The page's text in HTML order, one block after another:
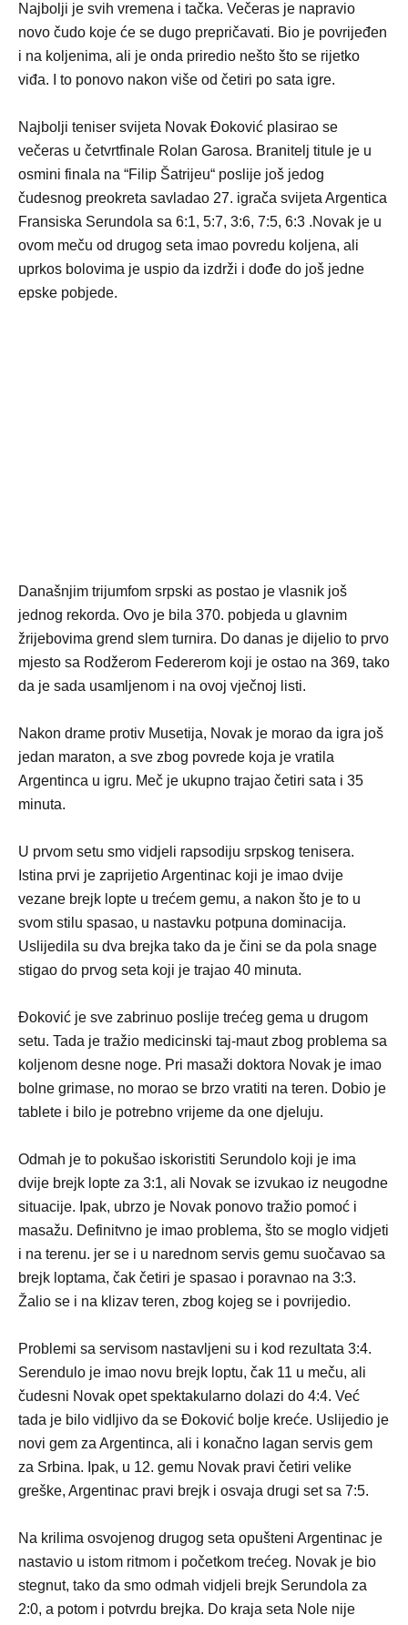
Najbolji je svih vremena i tačka. Večeras je napravio
novo čudo koje će se dugo prepričavati. Bio je povrijeđen
i na koljenima, ali je onda priredio nešto što se rijetko
viđa. I to ponovo nakon više od četiri po sata igre.
Najbolji teniser svijeta Novak Đoković plasirao se
večeras u četvrtfinale Rolan Garosa. Branitelj titule je u
osmini finala na “Filip Šatrijeu“ poslije još jedog
čudesnog preokreta savladao 27. igrača svijeta Argentica
Fransiska Serundola sa 6:1, 5:7, 3:6, 7:5, 6:3 .Novak je u
ovom meču od drugog seta imao povredu koljena, ali
uprkos bolovima je uspio da izdrži i dođe do još jedne
epske pobjede.
Današnjim trijumfom srpski as postao je vlasnik još
jednog rekorda. Ovo je bila 370. pobjeda u glavnim
žrijebovima grend slem turnira. Do danas je dijelio to prvo
mjesto sa Rodžerom Federerom koji je ostao na 369, tako
da je sada usamljenom i na ovoj vječnoj listi.
Nakon drame protiv Musetija, Novak je morao da igra još
jedan maraton, a sve zbog povrede koja je vratila
Argentinca u igru. Meč je ukupno trajao četiri sata i 35
minuta.
U prvom setu smo vidjeli rapsodiju srpskog tenisera.
Istina prvi je zaprijetio Argentinac koji je imao dvije
vezane brejk lopte u trećem gemu, a nakon što je to u
svom stilu spasao, u nastavku potpuna dominacija.
Uslijedila su dva brejka tako da je čini se da pola snage
stigao do prvog seta koji je trajao 40 minuta.
Đoković je sve zabrinuo poslije trećeg gema u drugom
setu. Tada je tražio medicinski taj-maut zbog problema sa
koljenom desne noge. Pri masaži doktora Novak je imao
bolne grimase, no morao se brzo vratiti na teren. Dobio je
tablete i bilo je potrebno vrijeme da one djeluju.
Odmah je to pokušao iskoristiti Serundolo koji je ima
dvije brejk lopte za 3:1, ali Novak se izvukao iz neugodne
situacije. Ipak, ubrzo je Novak ponovo tražio pomoć i
masažu. Definitvno je imao problema, što se moglo vidjeti
i na terenu. jer se i u narednom servis gemu suočavao sa
brejk loptama, čak četiri je spasao i poravnao na 3:3.
Žalio se i na klizav teren, zbog kojeg se i povrijedio.
Problemi sa servisom nastavljeni su i kod rezultata 3:4.
Serendulo je imao novu brejk loptu, čak 11 u meču, ali
čudesni Novak opet spektakularno dolazi do 4:4. Već
tada je bilo vidljivo da se Đoković bolje kreće. Uslijedio je
novi gem za Argentinca, ali i konačno lagan servis gem
za Srbina. Ipak, u 12. gemu Novak pravi četiri velike
greške, Argentinac pravi brejk i osvaja drugi set sa 7:5.
Na krilima osvojenog drugog seta opušteni Argentinac je
nastavio u istom ritmom i početkom trećeg. Novak je bio
stegnut, tako da smo odmah vidjeli brejk Serundola za
2:0, a potom i potvrdu brejka. Do kraja seta Nole nije